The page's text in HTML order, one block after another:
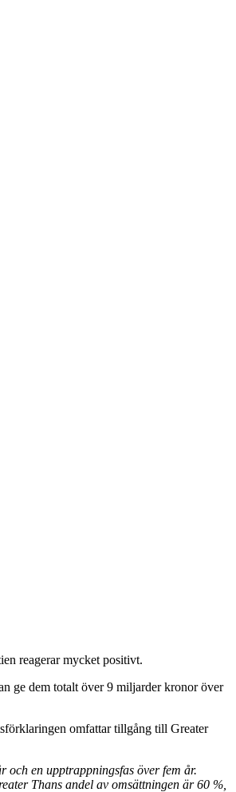
reagerar mycket positivt.
ge dem totalt över 9 miljarder kronor över
omfattar tillgång till Greater
en upptrappningsfas över fem år.
Thans andel av omsättningen är 60 %,